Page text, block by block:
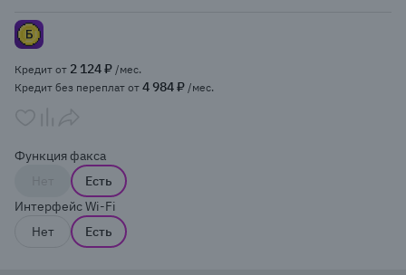
Кредит от 2 124 ₽ /мес.
Кредит без переплат от 4 984 ₽ /мес.
Функция факса
Есть
Интерфейс Wi-Fi
Нет
Есть